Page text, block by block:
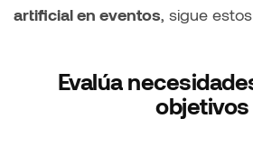
artificial en eventos, sigue
Evalúa
objetivos